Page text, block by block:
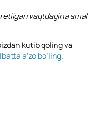
vaqtdagina amal
kutib qoling va
a’zo bo’ling.